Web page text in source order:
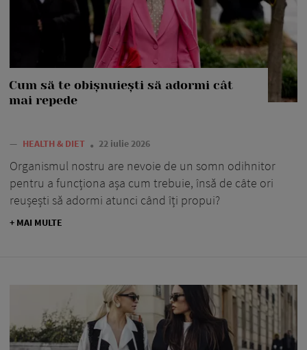
Cum să te obișnuiești să adormi cât
mai repede
— HEALTH & DIET 22 iulie 2026
Organismul nostru are nevoie de un somn odihnitor
pentru a funcționa așa cum trebuie, însă de câte ori
reușești să adormi atunci când îți propui?
+ MAI MULTE